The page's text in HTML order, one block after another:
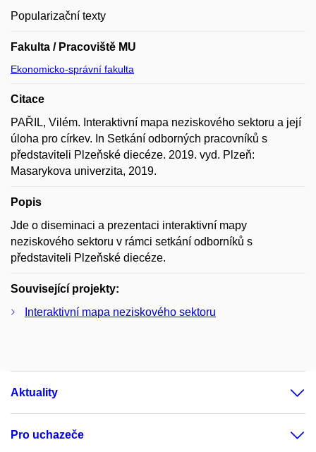
Popularizační texty
Fakulta / Pracoviště MU
Ekonomicko-správní fakulta
Citace
PAŘIL, Vilém. Interaktivní mapa neziskového sektoru a její
úloha pro církev. In Setkání odborných pracovníků s
představiteli Plzeňské diecéze. 2019. vyd. Plzeň:
Masarykova univerzita, 2019.
Popis
Jde o diseminaci a prezentaci interaktivní mapy
neziskového sektoru v rámci setkání odborníků s
představiteli Plzeňské diecéze.
Související projekty:
Interaktivní mapa neziskového sektoru
Aktuality
Pro uchazeče